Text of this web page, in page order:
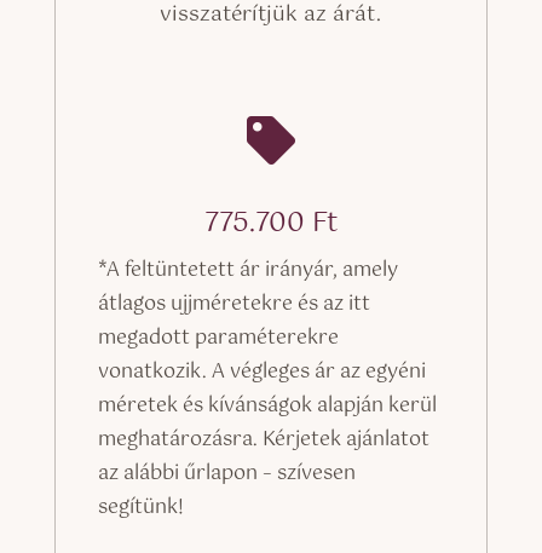
visszatérítjük az árát.

775.700 Ft
*A feltüntetett ár irányár, amely
átlagos ujjméretekre és az itt
megadott paraméterekre
vonatkozik. A végleges ár az egyéni
méretek és kívánságok alapján kerül
meghatározásra. Kérjetek ajánlatot
az alábbi űrlapon – szívesen
segítünk!